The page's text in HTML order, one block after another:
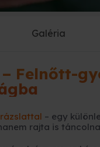
Galéria
Felnőtt-
– egy
rajta is